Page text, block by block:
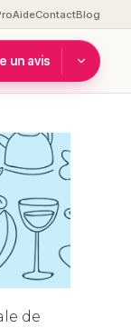
AideContactBlog
un avis
de